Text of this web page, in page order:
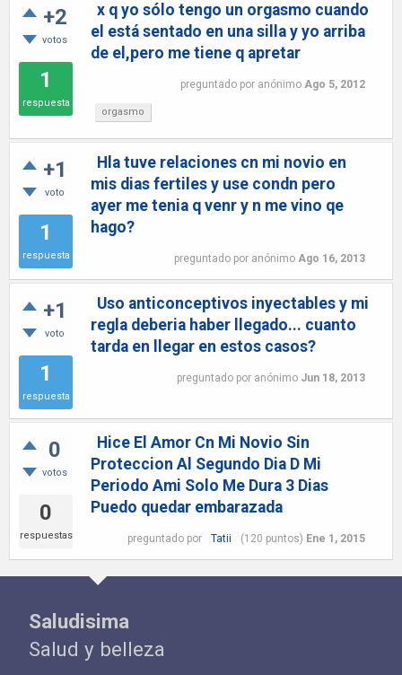
+2
votos
1
respuesta
x q yo sólo tengo un orgasmo cuando
el está sentado en una silla y yo arriba
de el,pero me tiene q apretar
preguntado por anónimo Ago 5, 2012
orgasmo
+1
voto
1
respuesta
Hla tuve relaciones cn mi novio en
mis dias fertiles y use condn pero
ayer me tenia q venr y n me vino qe
hago?
preguntado por anónimo Ago 16, 2013
+1
voto
1
respuesta
Uso anticonceptivos inyectables y mi
regla deberia haber llegado... cuanto
tarda en llegar en estos casos?
preguntado por anónimo Jun 18, 2013
0
votos
0
respuestas
Hice El Amor Cn Mi Novio Sin
Proteccion Al Segundo Dia D Mi
Periodo Ami Solo Me Dura 3 Dias
Puedo quedar embarazada
preguntado por Tatii (120 puntos) Ene 1, 2015
Saludisima
Salud y belleza